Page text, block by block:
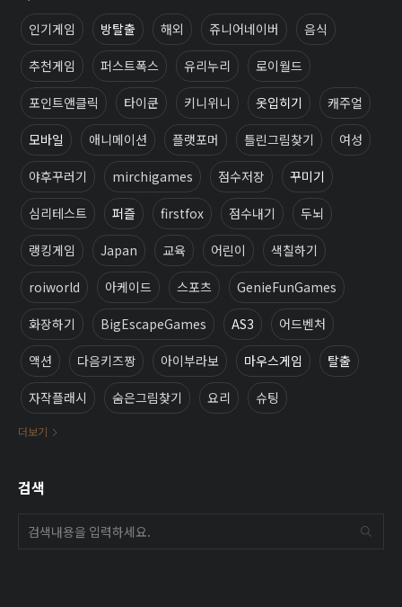
인기게임 방탈출 해외 쥬니어네이버 음식
추천게임 퍼스트폭스 유리누리 로이월드
포인트앤클릭 타이쿤 키니위니 옷입히기 캐주얼
모바일 애니메이션 플랫포머 틀린그림찾기 여성
야후꾸러기 mirchigames 점수저장 꾸미기
심리테스트 퍼즐 firstfox 점수내기 두뇌
랭킹게임 Japan 교육 어린이 색칠하기
roiworld 아케이드 스포츠 GenieFunGames
화장하기 BigEscapeGames AS3 어드벤처
액션 다음키즈짱 아이부라보 마우스게임 탈출
자작플래시 숨은그림찾기 요리 슈팅
더보기
검색